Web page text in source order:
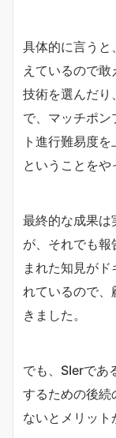
具体的に言うと
えているので
技術を選んだり
で、マッチポン
ト進行難易度
ということをや
最終的な成果は
が、それでも
まれた知見が
れているので
きました。
でも、SIerであ
するための後続
ないとメリット